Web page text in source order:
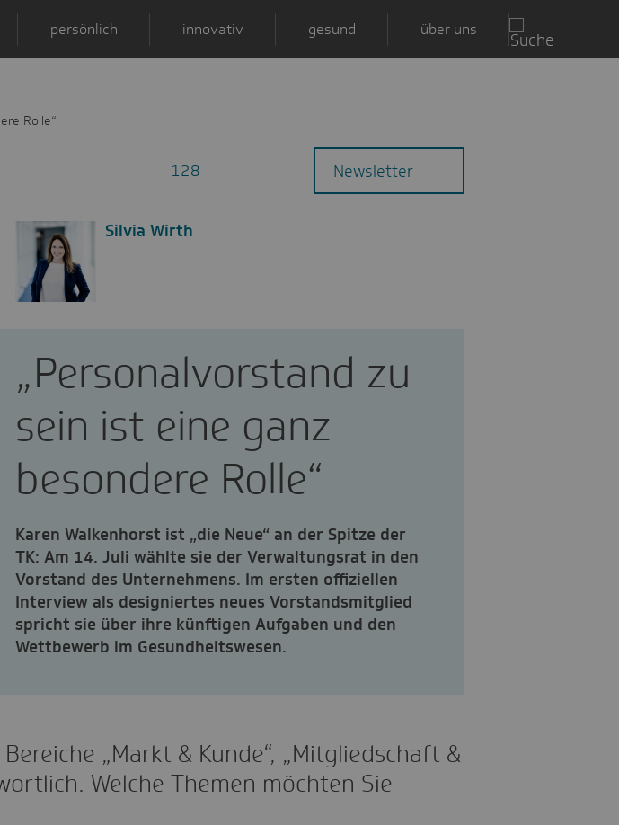
persönlich innovativ gesund über uns
Rolle“
128
Kommentaren
Newsletter
Silvia Wirth
„Personalvorstand zu
sein ist eine ganz
besondere Rolle“
Karen Walkenhorst ist „die Neue“ an der Spitze der
TK: Am 14. Juli wählte sie der Verwaltungsrat in den
Vorstand des Unternehmens. Im ersten offiziellen
Interview als designiertes neues Vorstandsmitglied
spricht sie über ihre künftigen Aufgaben und den
Wettbewerb im Gesundheitswesen.
„Markt & Kunde“, „Mitgliedschaft &
Welche Themen möchten Sie